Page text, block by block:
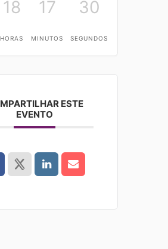
18
HORAS
17
MINUTOS
30
SEGUNDOS
ESTE
EVENTO